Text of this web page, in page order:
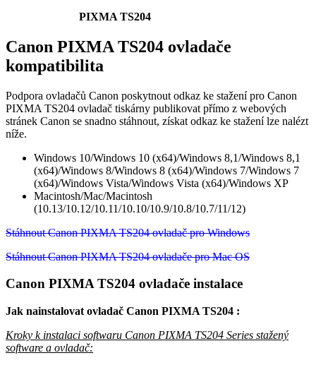
PIXMA TS204
Canon PIXMA TS204 ovladače
kompatibilita
Podpora ovladačů Canon poskytnout odkaz ke stažení pro Canon
PIXMA TS204 ovladač tiskárny publikovat přímo z webových
stránek Canon se snadno stáhnout, získat odkaz ke stažení lze nalézt
níže.
Windows 10/Windows 10 (x64)/Windows 8,1/Windows 8,1
(x64)/Windows 8/Windows 8 (x64)/Windows 7/Windows 7
(x64)/Windows Vista/Windows Vista (x64)/Windows XP
Macintosh/Mac/Macintosh
(10.13/10.12/10.11/10.10/10.9/10.8/10.7/11/12)
Stáhnout Canon PIXMA TS204 ovladač pro Windows
Stáhnout Canon PIXMA TS204 ovladače pro Mac OS
Canon PIXMA TS204 ovladače instalace
Jak nainstalovat ovladač Canon PIXMA TS204 :
Kroky k instalaci softwaru Canon PIXMA TS204 Series stažený
software a ovladač: